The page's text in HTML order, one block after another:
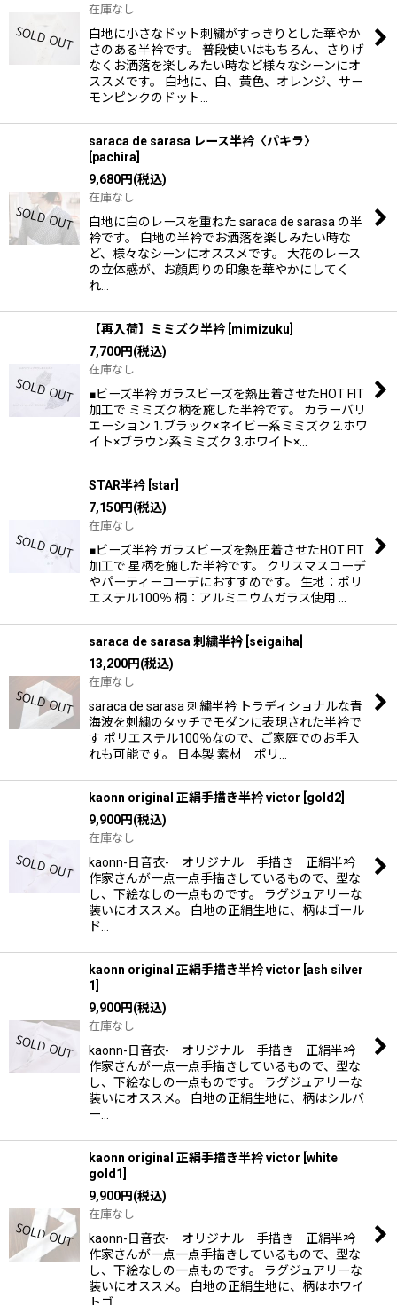
在庫なし
白地に小さなドット刺繍がすっきりとした華やか
さのある半衿です。 普段使いはもちろん、さりげ
なくお洒落を楽しみたい時など様々なシーンにオ
ススメです。 白地に、白、黄色、オレンジ、サー
モンピンクのドット…
saraca de sarasa レース半衿〈パキラ〉
pachira
9,680円(税込)
在庫なし
白地に白のレースを重ねた saraca de sarasa の半
衿です。 白地の半衿でお洒落を楽しみたい時な
ど、様々なシーンにオススメです。 大花のレース
の立体感が、お顔周りの印象を華やかにしてく
れ…
【再入荷】ミミズク半衿 mimizuku
7,700円(税込)
在庫なし
■ビーズ半衿 ガラスビーズを熱圧着させたHOT FIT
加工で ミミズク柄を施した半衿です。 カラーバリ
エーション 1.ブラック×ネイビー系ミミズク 2.ホワ
イト×ブラウン系ミミズク 3.ホワイト×…
STAR半衿 star
7,150円(税込)
在庫なし
■ビーズ半衿 ガラスビーズを熱圧着させたHOT FIT
加工で 星柄を施した半衿です。 クリスマスコーデ
やパーティーコーデにおすすめです。 生地：ポリ
エステル100％ 柄：アルミニウムガラス使用 …
saraca de sarasa 刺繍半衿 seigaiha
13,200円(税込)
在庫なし
saraca de sarasa 刺繍半衿 トラディショナルな青
海波を刺繍のタッチでモダンに表現された半衿で
す ポリエステル100％なので、ご家庭でのお手入
れも可能です。 日本製 素材 ポリ…
kaonn original 正絹手描き半衿 victor gold2
9,900円(税込)
在庫なし
kaonn-日音衣- オリジナル 手描き 正絹半衿
作家さんが一点一点手描きしているもので、型な
し、下絵なしの一点ものです。 ラグジュアリーな
装いにオススメ。 白地の正絹生地に、柄はゴール
ド…
kaonn original 正絹手描き半衿 victor ash silver
1
9,900円(税込)
在庫なし
kaonn-日音衣- オリジナル 手描き 正絹半衿
作家さんが一点一点手描きしているもので、型な
し、下絵なしの一点ものです。 ラグジュアリーな
装いにオススメ。 白地の正絹生地に、柄はシルバ
ー…
kaonn original 正絹手描き半衿 victor white
gold1
9,900円(税込)
在庫なし
kaonn-日音衣- オリジナル 手描き 正絹半衿
作家さんが一点一点手描きしているもので、型な
し、下絵なしの一点ものです。 ラグジュアリーな
装いにオススメ。 白地の正絹生地に、柄はホワイ